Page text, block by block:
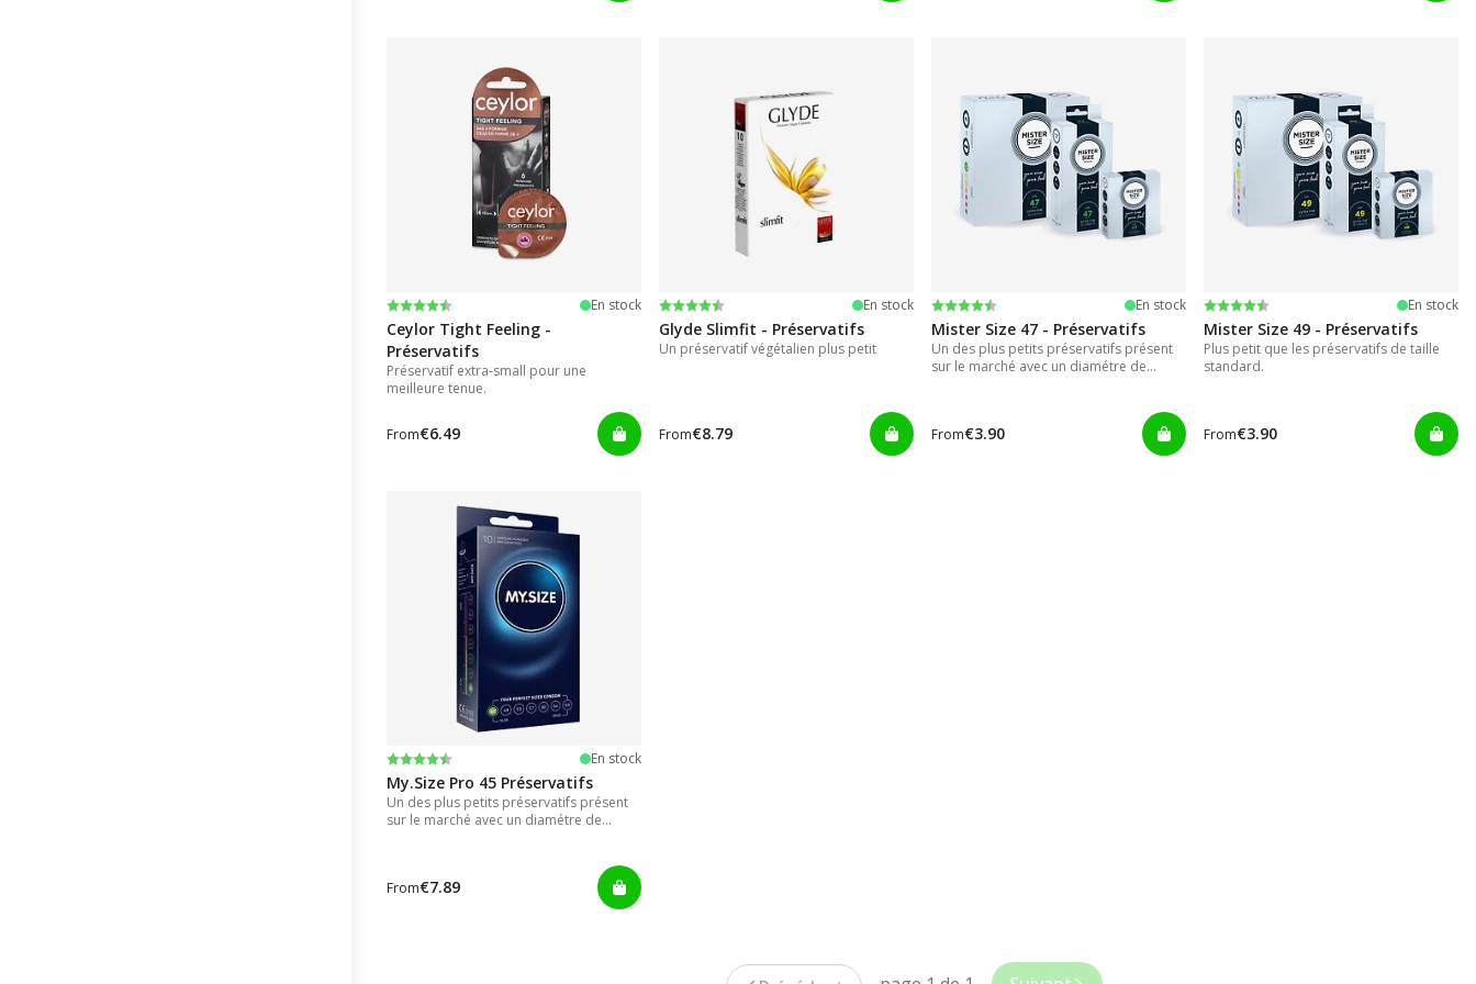
Note:
4.7 sur 5 étoiles En stock
Ceylor Tight Feeling -
Préservatifs
Préservatif extra-small pour une
meilleure tenue.
From€6.49
Note:
4.3 sur 5 étoiles En stock
Glyde Slimfit - Préservatifs
Un préservatif végétalien plus petit
From€8.79
Note:
4.5 sur 5 étoiles En stock
Mister Size 47 - Préservatifs
Un des plus petits préservatifs présent
sur le marché avec un diamétre de
From€3.90
Note:
4.5 sur 5 étoiles En stock
Mister Size 49 - Préservatifs
Plus petit que les préservatifs de taille
standard.
From€3.90
Note:
4.5 sur 5 étoiles En stock
My.Size Pro 45 Préservatifs
Un des plus petits préservatifs présent
sur le marché avec un diamétre de
From€7.89